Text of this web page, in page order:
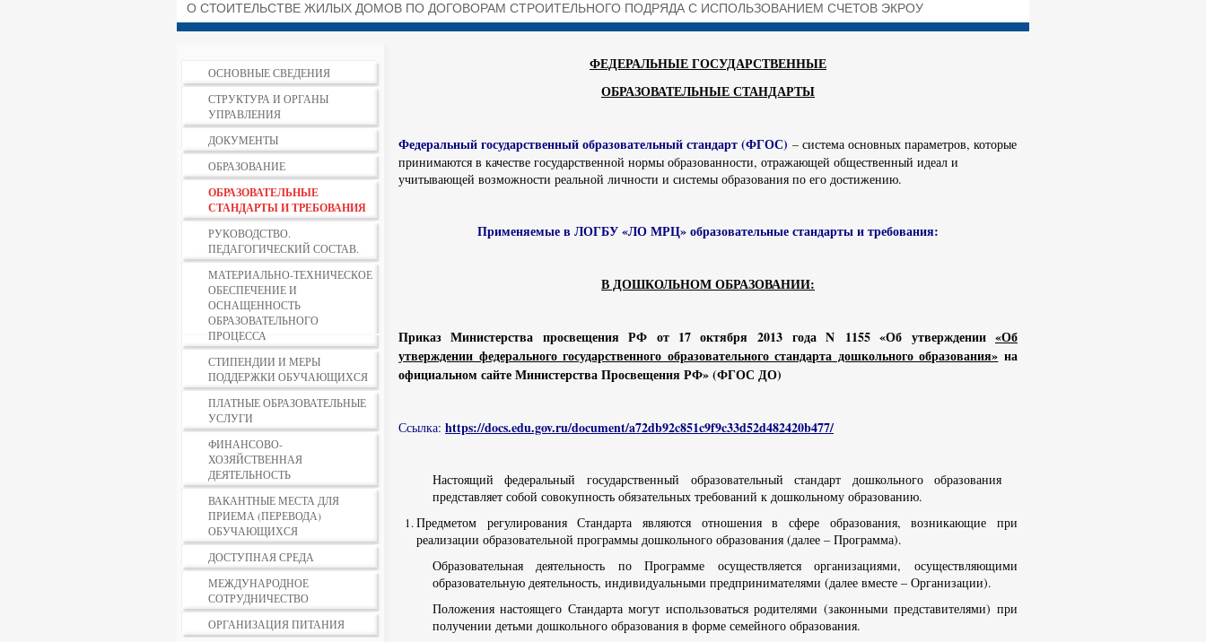
О СТОИТЕЛЬСТВЕ ЖИЛЫХ ДОМОВ ПО ДОГОВОРАМ СТРОИТЕЛЬНОГО ПОДРЯДА С ИСПОЛЬЗОВАНИЕМ СЧЕТОВ ЭКРОУ
ОСНОВНЫЕ СВЕДЕНИЯ
СТРУКТУРА И ОРГАНЫ
УПРАВЛЕНИЯ
ДОКУМЕНТЫ
ОБРАЗОВАНИЕ
ОБРАЗОВАТЕЛЬНЫЕ
СТАНДАРТЫ И ТРЕБОВАНИЯ
РУКОВОДСТВО.
ПЕДАГОГИЧЕСКИЙ СОСТАВ.
МАТЕРИАЛЬНО-ТЕХНИЧЕСКОЕ
ОБЕСПЕЧЕНИЕ И
ОСНАЩЕННОСТЬ
ОБРАЗОВАТЕЛЬНОГО
ПРОЦЕССА
СТИПЕНДИИ И МЕРЫ
ПОДДЕРЖКИ ОБУЧАЮЩИХСЯ
ПЛАТНЫЕ ОБРАЗОВАТЕЛЬНЫЕ
УСЛУГИ
ФИНАНСОВО-
ХОЗЯЙСТВЕННАЯ
ДЕЯТЕЛЬНОСТЬ
ВАКАНТНЫЕ МЕСТА ДЛЯ
ПРИЕМА (ПЕРЕВОДА)
ОБУЧАЮЩИХСЯ
ДОСТУПНАЯ СРЕДА
МЕЖДУНАРОДНОЕ
СОТРУДНИЧЕСТВО
ОРГАНИЗАЦИЯ ПИТАНИЯ
ФЕДЕРАЛЬНЫЕ ГОСУДАРСТВЕННЫЕ
ОБРАЗОВАТЕЛЬНЫЕ СТАНДАРТЫ
Федеральный государственный образовательный стандарт (ФГОС) – система основных параметров, которые
принимаются в качестве государственной нормы образованности, отражающей общественный идеал и
учитывающей возможности реальной личности и системы образования по его достижению.
Применяемые в ЛОГБУ «ЛО МРЦ» образовательные стандарты и требования:
В ДОШКОЛЬНОМ ОБРАЗОВАНИИ:
Приказ Министерства просвещения РФ от 17 октября 2013 года N 1155 «Об утверждении «Об
утверждении федерального государственного образовательного стандарта дошкольного образования» на
официальном сайте Министерства Просвещения РФ» (ФГОС ДО)
Ссылка: https://docs.edu.gov.ru/document/a72db92c851c9f9c33d52d482420b477/
Настоящий федеральный государственный образовательный стандарт дошкольного образования
представляет собой совокупность обязательных требований к дошкольному образованию.
Предметом регулирования Стандарта являются отношения в сфере образования, возникающие при
реализации образовательной программы дошкольного образования (далее – Программа).
Образовательная деятельность по Программе осуществляется организациями, осуществляющими
образовательную деятельность, индивидуальными предпринимателями (далее вместе – Организации).
Положения настоящего Стандарта могут использоваться родителями (законными представителями) при
получении детьми дошкольного образования в форме семейного образования.